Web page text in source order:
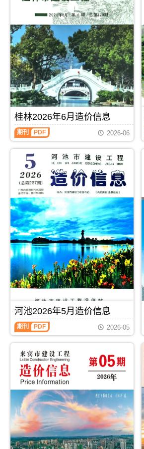
描
PDF，
属
于
百
色
市
工
程
材
料
汇
编，
用
工
程
材
料
价
格
纠
纷
调
解
林
设
工
程
造
价
信
息）
期
刊，
由
玉
林
市
程
造
价
信
息
网
发
布，
玉
林
信
息
价
区
域：
玉
林
市、
陆
川
县、
兴
县、
容
县、
博
白
县、
北
桂林2026年6月造价信息
桂
林
造
价
信
息
（桂
林
建
设
工
程
造
价
信
息）
刊，
由
桂
林
市
设
程
价
息
网
发
布，
用
期刊 PDF 2026-06
河池2026年5月造价信息
河
池
造
信
（河
池
建
设
工
期刊 PDF 2026-05